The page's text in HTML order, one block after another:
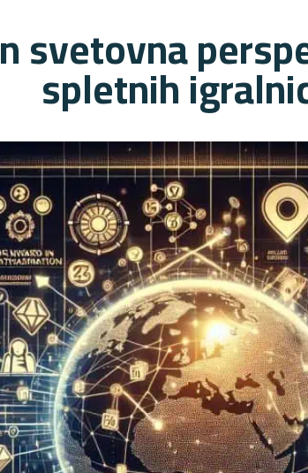
svetovna
spletnih